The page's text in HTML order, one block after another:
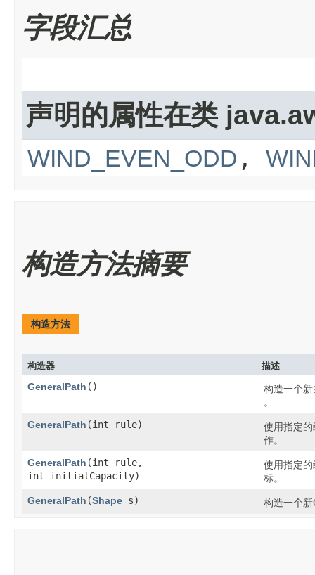
字段汇总
声明的属性在类
WIND_EVEN_ODD ,
构造方法摘要
构造方法
构造器 描述
GeneralPath ()
构造一个
。
GeneralPath ​(int rule)
使用指定
作。
GeneralPath ​(int rule,
int initialCapacity)
使用指定
标。
GeneralPath ​(Shape s) 构造一个新